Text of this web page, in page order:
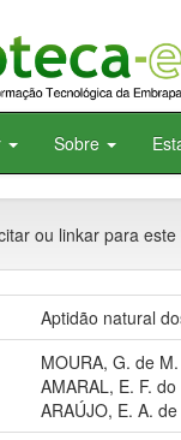
Sobre
ou linkar para este
Aptidão natural
MOURA, G. de M.
AMARAL, E. F. do
ARAÚJO, E. A. de